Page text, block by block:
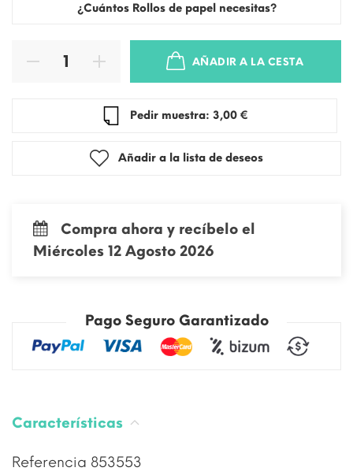
¿Cuántos Rollos de papel necesitas?
AÑADIR A LA CESTA
Pedir muestra: 3,00 €
Añadir a la lista de deseos
Compra ahora y recíbelo el
Miércoles 12 Agosto 2026
Pago Seguro Garantizado
Características
Referencia 853553